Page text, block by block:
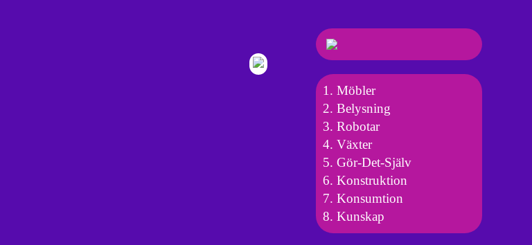
Möbler
Belysning
Robotar
Växter
Gör-Det-Själv
Konstruktion
Konsumtion
Kunskap